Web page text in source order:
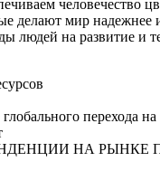
человечество
делают мир надежнее
людей на развитие и
перехода на
НА РЫНКЕ